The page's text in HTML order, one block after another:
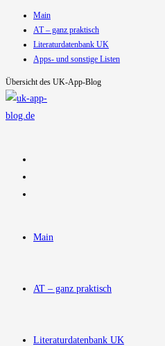
Inhalt
springen
Main
AT – ganz praktisch
Literaturdatenbank UK
Apps- und sonstige Listen
Übersicht des UK-App-Blog
Main
AT – ganz praktisch
Literaturdatenbank UK